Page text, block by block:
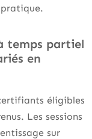
temps partiel
en
éligibles
Les sessions
sur